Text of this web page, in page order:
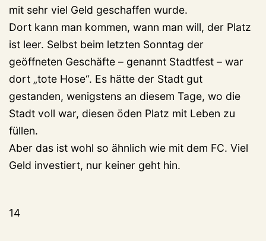
mit sehr viel Geld geschaffen wurde.
Dort kann man kommen, wann man will, der Platz
ist leer. Selbst beim letzten Sonntag der
geöffneten Geschäfte – genannt Stadtfest – war
dort „tote Hose“. Es hätte der Stadt gut
gestanden, wenigstens an diesem Tage, wo die
Stadt voll war, diesen öden Platz mit Leben zu
füllen.
Aber das ist wohl so ähnlich wie mit dem FC. Viel
Geld investiert, nur keiner geht hin.
14